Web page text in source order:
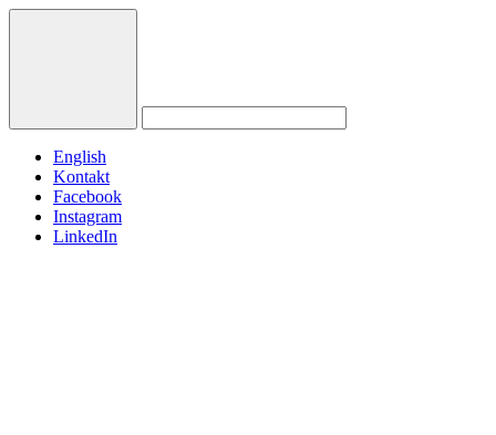
English
Kontakt
Facebook
Instagram
LinkedIn